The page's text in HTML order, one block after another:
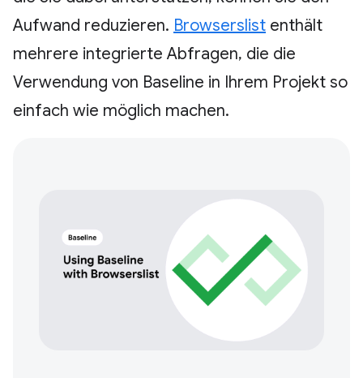
Aufwand reduzieren. Browserslist enthält
mehrere integrierte Abfragen, die die
Verwendung von Baseline in Ihrem Projekt so
einfach wie möglich machen.